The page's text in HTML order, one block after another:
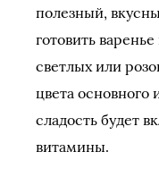
полезный,
готовить
светлых или
цвета основного
сладость будет
витамины.